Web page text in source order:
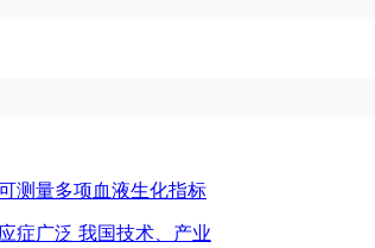
测量多项血液生化指标
症广泛 我国技术、产业